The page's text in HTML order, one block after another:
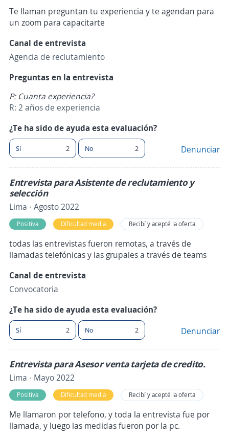
Te llaman preguntan tu experiencia y te agendan para
un zoom para capacitarte
Canal de entrevista
Agencia de reclutamiento
Preguntas en la entrevista
P: Cuanta experiencia?
R: 2 años de experiencia
¿Te ha sido de ayuda esta evaluación?
Sí 2 No 2 Denunciar
Entrevista para Asistente de reclutamiento y
selección
Lima · Agosto 2022
Positiva Dificultad media Recibí y acepté la oferta
todas las entrevistas fueron remotas, a través de
llamadas telefónicas y las grupales a través de teams
Canal de entrevista
Convocatoria
¿Te ha sido de ayuda esta evaluación?
Sí 2 No 2 Denunciar
Entrevista para Asesor venta tarjeta de credito.
Lima · Mayo 2022
Positiva Dificultad media Recibí y acepté la oferta
Me llamaron por telefono, y toda la entrevista fue por
llamada, y luego las medidas fueron por la pc.